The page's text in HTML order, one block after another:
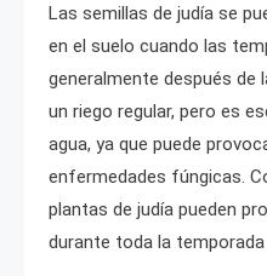
Las semillas de judía se
en el suelo cuando las
generalmente después de
un riego regular, pero es
agua, ya que puede
enfermedades fúngicas.
plantas de judía pueden
durante toda la